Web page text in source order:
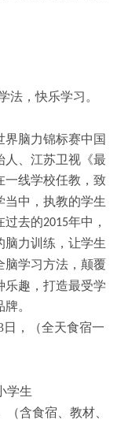
法，快乐学习。
脑力锦标赛中国
人、江苏卫视《最
一线学校任教，致
当中，执教的学生
过去的2015年中，
脑力训练，让学生
脑学习方法，颠覆
乐趣，打造最受学
牌。
日，（全天食宿一
学生
（含食宿、教材、